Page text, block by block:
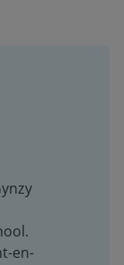
en-